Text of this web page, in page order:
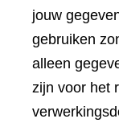
jouw
gebruiken
alleen
zijn voor het